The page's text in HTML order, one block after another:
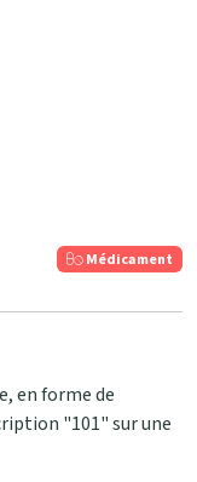
Médicament
en forme de
"101" sur une